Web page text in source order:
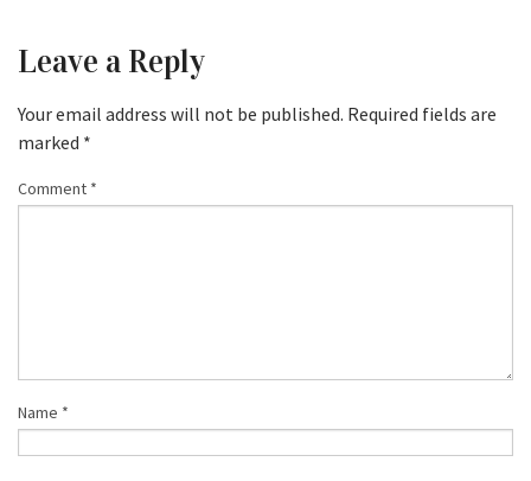
Leave a Reply
Your email address will not be published. Required fields are
marked *
Comment *
Name *